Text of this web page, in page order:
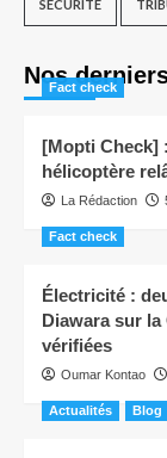
SÉCURITÉ
NosFact check
[Mopti Check]
hélicoptère
La Rédaction
Fact check
Électricité :
Diawara sur la
vérifiées
Oumar Kontao
Actualités Blog